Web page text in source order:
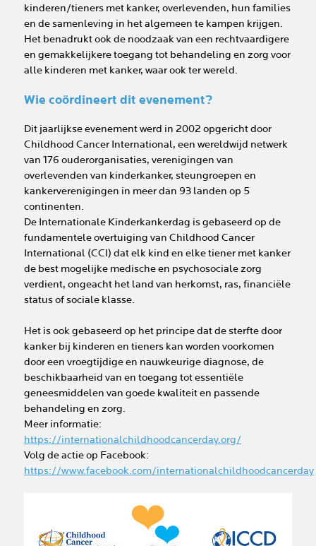
kinderen/tieners met kanker, overlevenden, hun families
en de samenleving in het algemeen te kampen krijgen.
Het benadrukt ook de noodzaak van een rechtvaardigere
en gemakkelijkere toegang tot behandeling en zorg voor
alle kinderen met kanker, waar ook ter wereld.
Wie coördineert dit evenement?
Dit jaarlijkse evenement werd in 2002 opgericht door
Childhood Cancer International, een wereldwijd netwerk
van 176 ouderorganisaties, verenigingen van
overlevenden van kinderkanker, steungroepen en
kankerverenigingen in meer dan 93 landen op 5
continenten.
De Internationale Kinderkankerdag is gebaseerd op de
fundamentele overtuiging van Childhood Cancer
International (CCI) dat elk kind en elke tiener met kanker
de best mogelijke medische en psychosociale zorg
verdient, ongeacht het land van herkomst, ras, financiële
status of sociale klasse.
Het is ook gebaseerd op het principe dat de sterfte door
kanker bij kinderen en tieners kan worden voorkomen
door een vroegtijdige en nauwkeurige diagnose, de
beschikbaarheid van en toegang tot essentiële
geneesmiddelen van goede kwaliteit en passende
behandeling en zorg.
Meer informatie:
https://internationalchildhoodcancerday.org/
Volg de actie op Facebook:
https://www.facebook.com/internationalchildhoodcancerday